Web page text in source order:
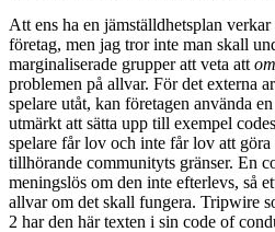
Att ens ha en jämställdhetsplan
företag, men jag tror inte man skall
marginaliserade grupper att veta att om
problemen på allvar. För det externa
spelare utåt, kan företagen använda
utmärkt att sätta upp till exempel
spelare får lov och inte får lov att
tillhörande communityts gränser. En
meningslös om den inte efterlevs, så
allvar om det skall fungera. Tripwire
2 har den här texten i sin code of